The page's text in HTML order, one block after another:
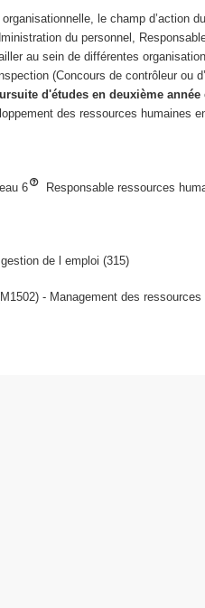
le champ d’action
du personnel,
au sein de différentes
(Concours de contrôleur ou
d'études en deuxième
des ressources humaines
6 Responsable ressources
de l emploi (315)
- Management des